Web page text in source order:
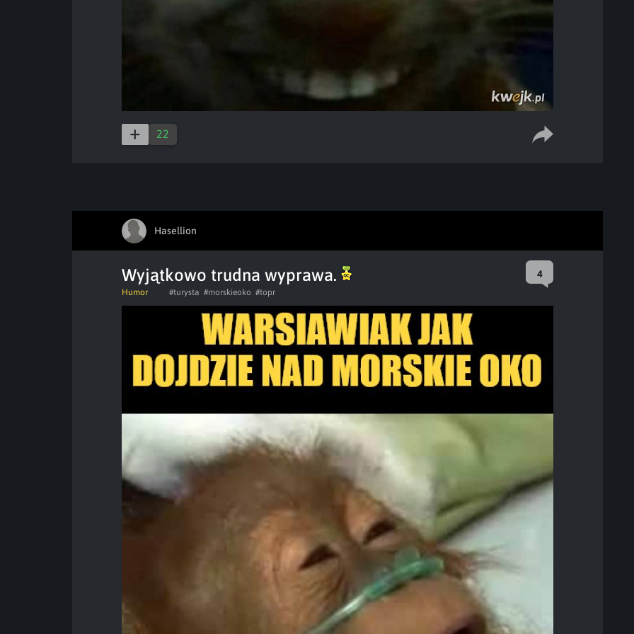
22
Hasellion
Wyjątkowo trudna wyprawa. 4
Humor #turysta #morskieoko #topr